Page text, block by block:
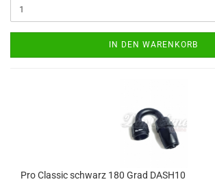
IN DEN WARENKORB
Pro Clas­sic schwarz 180 Grad DASH10